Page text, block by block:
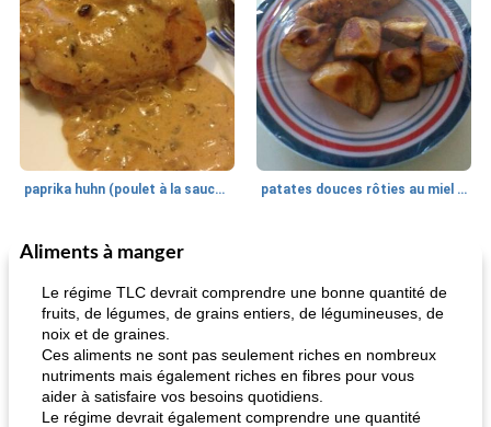
paprika huhn (poulet à la sauce paprika). patates douces rôties au miel / kumara
Petit déjeuner et brunch
Aliments à manger
Le régime TLC devrait comprendre une bonne quantité de
fruits, de légumes, de grains entiers, de légumineuses, de
noix et de graines.
Ces aliments ne sont pas seulement riches en nombreux
nutriments mais également riches en fibres pour vous
aider à satisfaire vos besoins quotidiens.
Le régime devrait également comprendre une quantité